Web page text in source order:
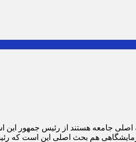
اصلی جامعه هستند از رئیس جمهور
هم بحث اصلی این است که